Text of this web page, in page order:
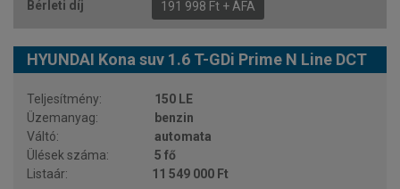
191 998 Ft + ÁFA
HYUNDAI Kona suv 1.6 T-GDi Prime N Line DCT
150 LE
benzin
automata
5 fő
11 549 000 Ft